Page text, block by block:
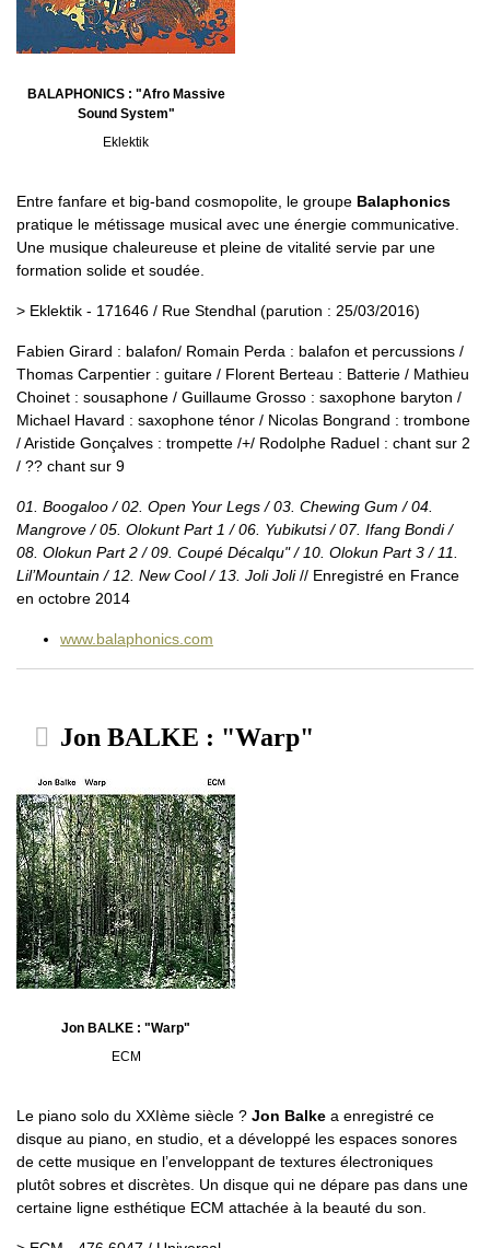
BALAPHONICS : "Afro Massive
Sound System"
Eklektik
Entre fanfare et big-band cosmopolite, le groupe Balaphonics
pratique le métissage musical avec une énergie communicative.
Une musique chaleureuse et pleine de vitalité servie par une
formation solide et soudée.
> Eklektik - 171646 / Rue Stendhal (parution : 25/03/2016)
Fabien Girard : balafon/ Romain Perda : balafon et percussions /
Thomas Carpentier : guitare / Florent Berteau : Batterie / Mathieu
Choinet : sousaphone / Guillaume Grosso : saxophone baryton /
Michael Havard : saxophone ténor / Nicolas Bongrand : trombone
/ Aristide Gonçalves : trompette /+/ Rodolphe Raduel : chant sur 2
/ ?? chant sur 9
01. Boogaloo / 02. Open Your Legs / 03. Chewing Gum / 04.
Mangrove / 05. Olokunt Part 1 / 06. Yubikutsi / 07. Ifang Bondi /
08. Olokun Part 2 / 09. Coupé Décalqu" / 10. Olokun Part 3 / 11.
Lil’Mountain / 12. New Cool / 13. Joli Joli// Enregistré en France
en octobre 2014
www.balaphonics.com
Jon BALKE : "Warp"
Jon BALKE : "Warp"
ECM
Le piano solo du XXIème siècle ? Jon Balke a enregistré ce
disque au piano, en studio, et a développé les espaces sonores
de cette musique en l’enveloppant de textures électroniques
plutôt sobres et discrètes. Un disque qui ne dépare pas dans une
certaine ligne esthétique ECM attachée à la beauté du son.